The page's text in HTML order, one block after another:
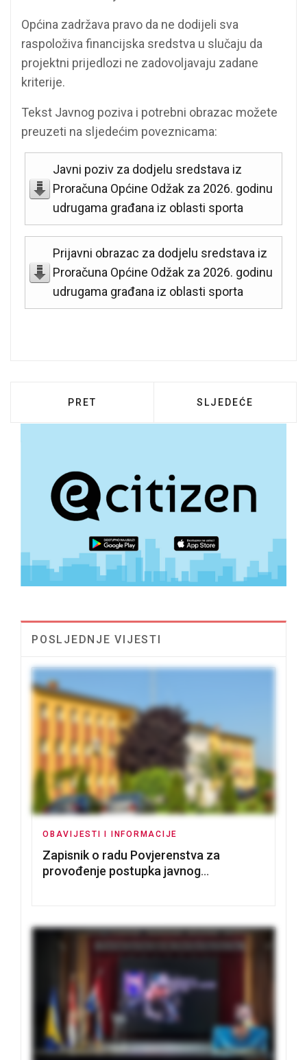
Općina zadržava pravo da ne dodijeli sva
raspoloživa financijska sredstva u slučaju da
projektni prijedlozi ne zadovoljavaju zadane
kriterije.
Tekst Javnog poziva i potrebni obrazac možete
preuzeti na sljedećim poveznicama:
Javni poziv za dodjelu sredstava iz
Proračuna Općine Odžak za 2026. godinu
udrugama građana iz oblasti sporta
Prijavni obrazac za dodjelu sredstava iz
Proračuna Općine Odžak za 2026. godinu
udrugama građana iz oblasti sporta
PRETHODNI ČLANAK: OBJAVLJEN JAVNI
PRET SLJEDEĆI
SLJEDEĆE
POSLJEDNJE VIJESTI
OBAVIJESTI I INFORMACIJE
Zapisnik o radu Povjerenstva za
provođenje postupka javnog